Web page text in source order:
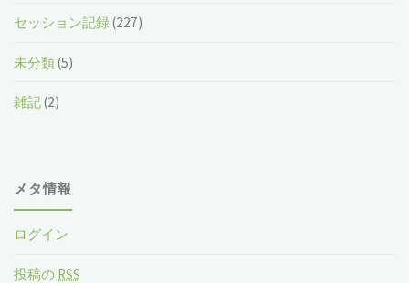
セッション記録(227)
未分類(5)
雑記(2)
メタ情報
ログイン
投稿の RSS